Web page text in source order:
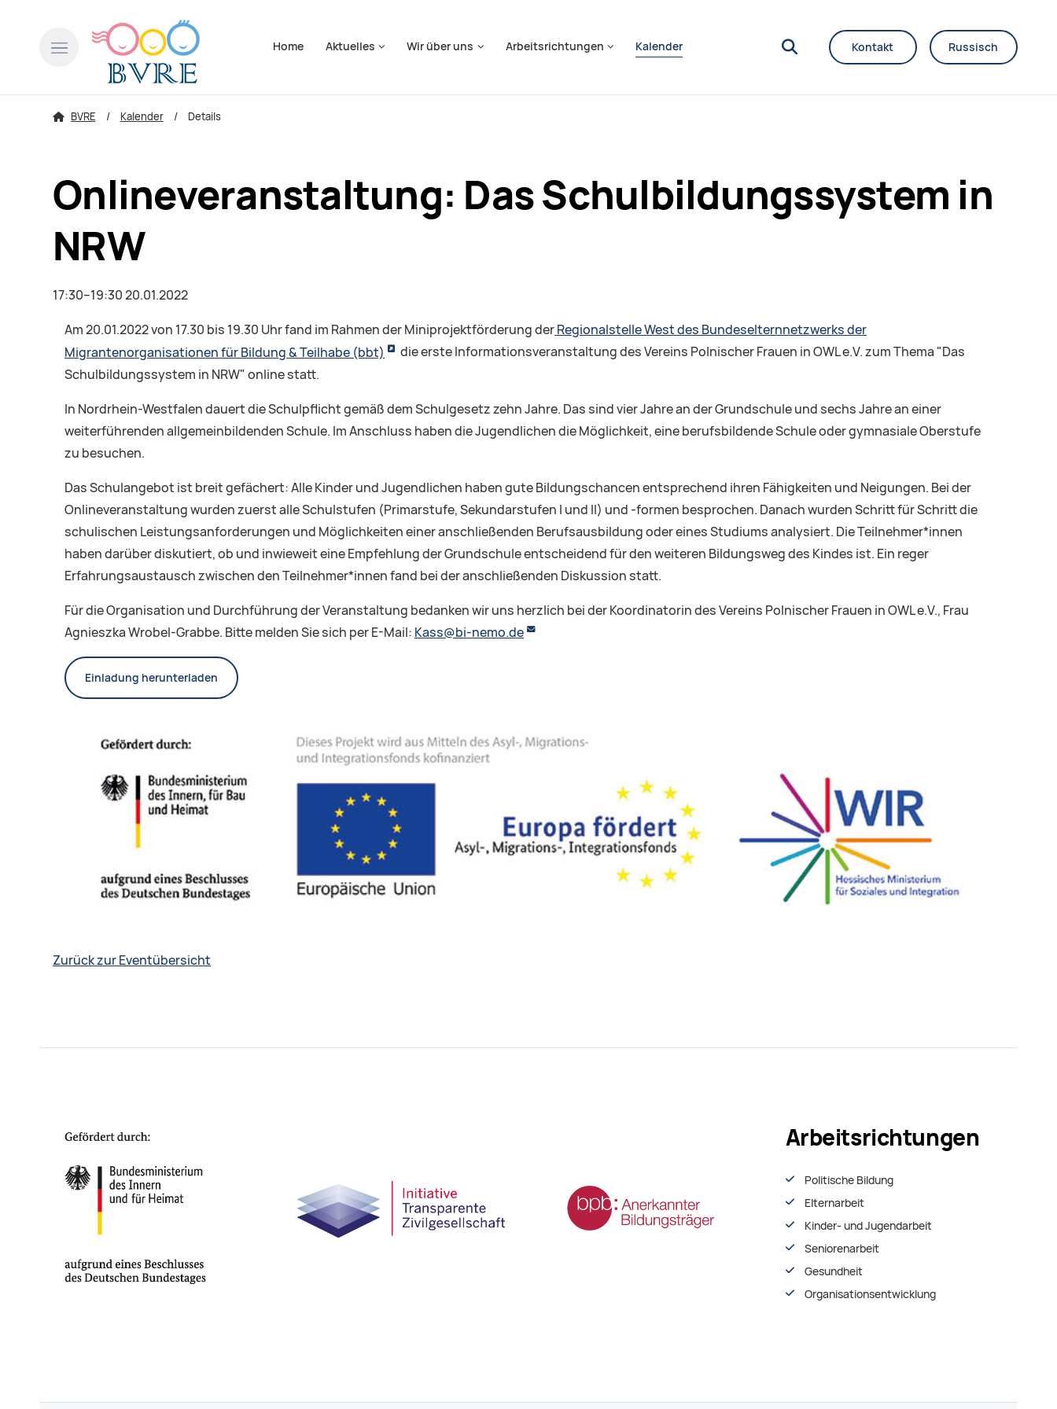
Home
Aktuelles Wir über uns Arbeitsrichtungen Kalender Kontakt Russisch
BVRE Kalender Details
Onlineveranstaltung: Das Schulbildungssystem in
NRW
17:30–19:30 20.01.2022
Am 20.01.2022 von 17.30 bis 19.30 Uhr fand im Rahmen der Miniprojektförderung derRegionalstelle West des Bundeselternnetzwerks der
Migrantenorganisationen für Bildung & Teilhabe (bbt)
die erste Informationsveranstaltung des Vereins Polnischer Frauen in OWL e.V. zum Thema "Das
Schulbildungssystem in NRW" online statt.
In Nordrhein-Westfalen dauert die Schulpflicht gemäß dem Schulgesetz zehn Jahre. Das sind vier Jahre an der Grundschule und sechs Jahre an einer
weiterführenden allgemeinbildenden Schule. Im Anschluss haben die Jugendlichen die Möglichkeit, eine berufsbildende Schule oder gymnasiale Oberstufe
zu besuchen.
Das Schulangebot ist breit gefächert: Alle Kinder und Jugendlichen haben gute Bildungschancen entsprechend ihren Fähigkeiten und Neigungen. Bei der
Onlineveranstaltung wurden zuerst alle Schulstufen (Primarstufe, Sekundarstufen I und II) und -formen besprochen. Danach wurden Schritt für Schritt die
schulischen Leistungsanforderungen und Möglichkeiten einer anschließenden Berufsausbildung oder eines Studiums analysiert. Die Teilnehmer*innen
haben darüber diskutiert, ob und inwieweit eine Empfehlung der Grundschule entscheidend für den weiteren Bildungsweg des Kindes ist. Ein reger
Erfahrungsaustausch zwischen den Teilnehmer*innen fand bei der anschließenden Diskussion statt.
Für die Organisation und Durchführung der Veranstaltung bedanken wir uns herzlich bei der Koordinatorin des Vereins Polnischer Frauen in OWL e.V., Frau
Agnieszka Wrobel-Grabbe. Bitte melden Sie sich per E-Mail: Kass@bi-nemo.de
Einladung herunterladen
Zurück zur Eventübersicht
Arbeitsrichtungen
Politische Bildung
Elternarbeit
Kinder- und Jugendarbeit
Seniorenarbeit
Gesundheit
Organisationsentwiсklung